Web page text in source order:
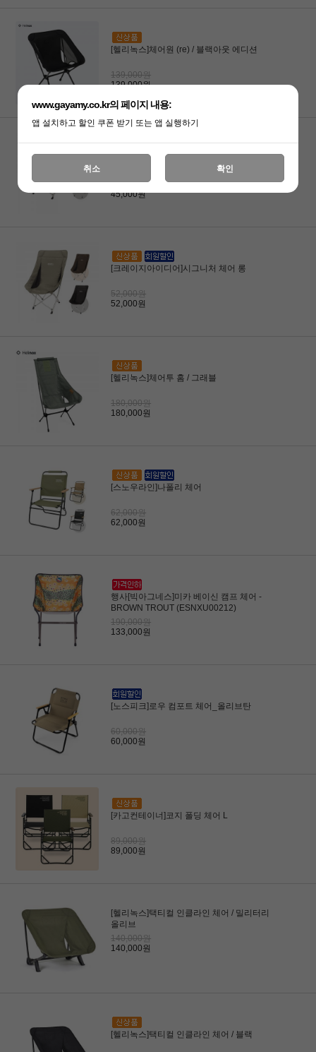
[헬리녹스]체어원 (re) / 블랙아웃 에디션
139,000원
139,000원
[크레이지아이디어]시그니처 체어 숏
45,000원
45,000원
[크레이지아이디어]시그니처 체어 롱
52,000원
52,000원
[헬리녹스]체어투 홈 / 그래블
180,000원
180,000원
[스노우라인]나폴리 체어
62,000원
62,000원
행사[빅아그네스]미카 베이신 캠프 체어 -
BROWN TROUT (ESNXU00212)
190,000원
133,000원
[노스피크]로우 컴포트 체어_올리브탄
60,000원
60,000원
[카고컨테이너]코지 폴딩 체어 L
89,000원
89,000원
[헬리녹스]택티컬 인클라인 체어 / 밀리터리
올리브
140,000원
140,000원
[헬리녹스]택티컬 인클라인 체어 / 블랙
www.gayamy.co.kr의 페이지 내용:
앱 설치하고 할인 쿠폰 받기 또는 앱 실행하기
취소 확인